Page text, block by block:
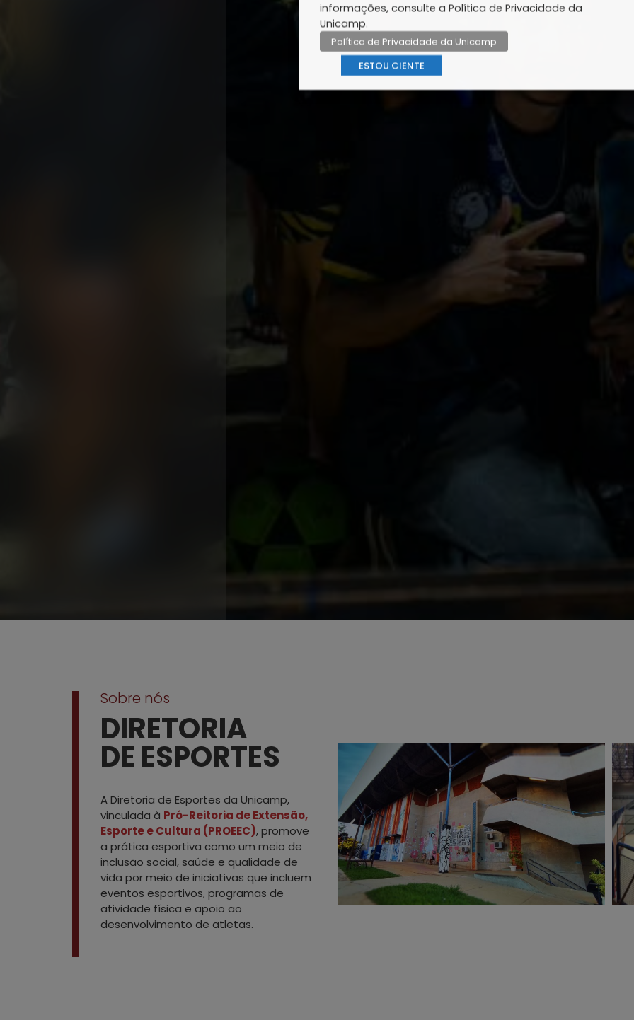
Sobre nós
DIRETORIA
DE ESPORTES
A Diretoria de Esportes da Unicamp,
vinculada à Pró-Reitoria de Extensão,
Esporte e Cultura (PROEEC), promove
a prática esportiva como um meio de
inclusão social, saúde e qualidade de
vida por meio de iniciativas que incluem
eventos esportivos, programas de
atividade física e apoio ao
desenvolvimento de atletas.
informações, consulte a Política de Privacidade da
Unicamp.
Política de Privacidade da Unicamp
ESTOU CIENTE